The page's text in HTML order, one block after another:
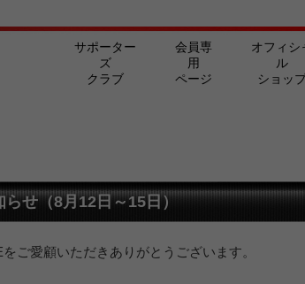
サポーター
ズ
クラブ
会員専
用
ページ
オフィシ
ル
ショッ
せ（8月12日～15日）
ご愛顧いただきありがとうございます。